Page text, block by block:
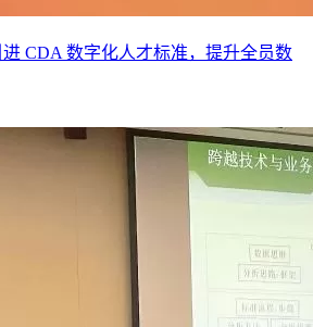
CDA 数字化人才标准，提升全员数